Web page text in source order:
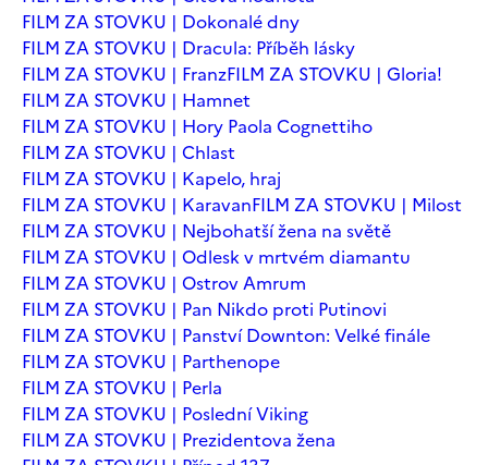
FILM ZA STOVKU | Dokonalé dny
FILM ZA STOVKU | Dracula: Příběh lásky
FILM ZA STOVKU | FranzFILM ZA STOVKU | Gloria!
FILM ZA STOVKU | Hamnet
FILM ZA STOVKU | Hory Paola Cognettiho
FILM ZA STOVKU | Chlast
FILM ZA STOVKU | Kapelo, hraj
FILM ZA STOVKU | KaravanFILM ZA STOVKU | Milost
FILM ZA STOVKU | Nejbohatší žena na světě
FILM ZA STOVKU | Odlesk v mrtvém diamantu
FILM ZA STOVKU | Ostrov Amrum
FILM ZA STOVKU | Pan Nikdo proti Putinovi
FILM ZA STOVKU | Panství Downton: Velké finále
FILM ZA STOVKU | Parthenope
FILM ZA STOVKU | Perla
FILM ZA STOVKU | Poslední Viking
FILM ZA STOVKU | Prezidentova žena